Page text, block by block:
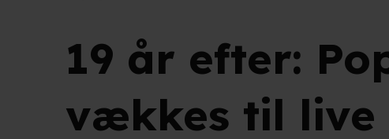
19 år efter:
vækkes til live